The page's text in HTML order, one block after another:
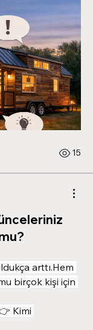
15
arttı.Hem
birçok kişi için
Kimi